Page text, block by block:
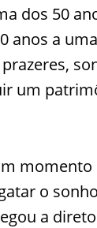
dos 50
anos a
um
momento
o
a